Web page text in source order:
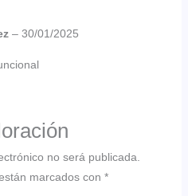
– 30/01/2025
no será publicada.
marcados con *